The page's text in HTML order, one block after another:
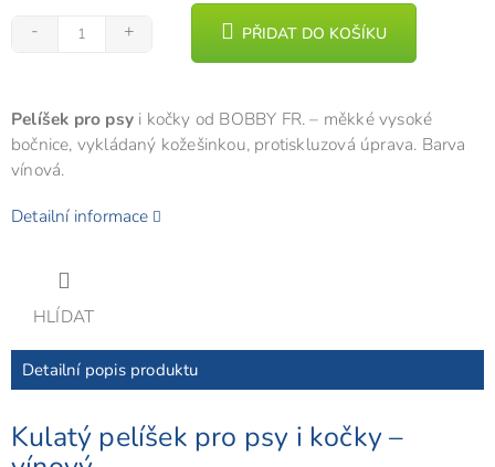
PŘIDAT DO KOŠÍKU
Pelíšek pro psy i kočky od BOBBY FR. – měkké vysoké
bočnice, vykládaný kožešinkou, protiskluzová úprava. Barva
vínová.
Detailní informace
HLÍDAT
Detailní popis produktu
Kulatý pelíšek pro psy i kočky –